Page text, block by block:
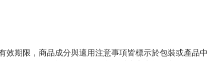
效期限，商品成分與適用注意事項皆標示於包裝或產品中